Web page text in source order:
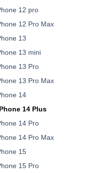
12 pro
12 Pro Max
13
13 mini
13 Pro
13 Pro Max
14
14 Plus
14 Pro
14 Pro Max
15
15 Pro